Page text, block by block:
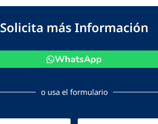
Solicita más Información
WhatsApp
o usa el formulario